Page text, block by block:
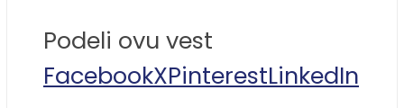
Podeli ovu vest
FacebookXPinterestLinkedIn